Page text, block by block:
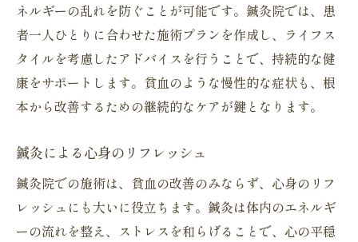
ネルギーの乱れを防ぐことが可能です。鍼灸院では、患
者一人ひとりに合わせた施術プランを作成し、ライフス
タイルを考慮したアドバイスを行うことで、持続的な健
康をサポートします。貧血のような慢性的な症状も、根
本から改善するための継続的なケアが鍵となります。
鍼灸による心身のリフレッシュ
鍼灸院での施術は、貧血の改善のみならず、心身のリフ
レッシュにも大いに役立ちます。鍼灸は体内のエネルギ
ーの流れを整え、ストレスを和らげることで、心の平穏